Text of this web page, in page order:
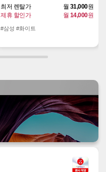
최저 렌탈가 월 31,000원
제휴 할인가
월 14,000원
#삼성 #화이트